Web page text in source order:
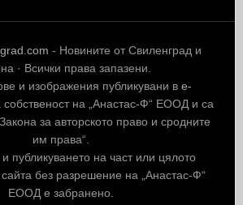
- Новините от Свиленград и
· Всички права запазени.
и изображения публикувани в e-
собственост на „Анастас-Ф“ ЕООД и са
за авторското право и сродните
им права“.
публикуването на част или цялото
без разрешение на „Анастас-Ф“
ЕООД е забранено.